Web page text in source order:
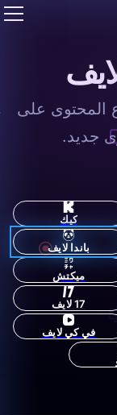
المحتوى على
جديد.
كيك
باندا لايف
ميكتش
17 لايف
في كي لايف